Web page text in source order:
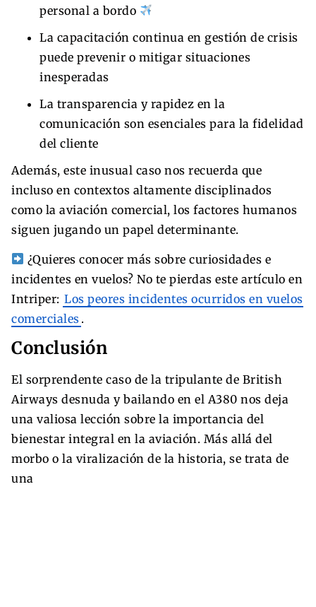
personal a bordo
La capacitación continua en gestión de crisis
puede prevenir o mitigar situaciones
inesperadas
La transparencia y rapidez en la
comunicación son esenciales para la fidelidad
del cliente
Además, este inusual caso nos recuerda que
incluso en contextos altamente disciplinados
como la aviación comercial, los factores humanos
siguen jugando un papel determinante.
¿Quieres conocer más sobre curiosidades e
incidentes en vuelos? No te pierdas este artículo en
Intriper: Los peores incidentes ocurridos en vuelos
comerciales .
Conclusión
El sorprendente caso de la tripulante de British
Airways desnuda y bailando en el A380 nos deja
una valiosa lección sobre la importancia del
bienestar integral en la aviación. Más allá del
morbo o la viralización de la historia, se trata de
una